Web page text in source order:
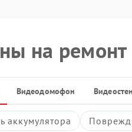
на ремонт
Видеодомофон
аккумулятора